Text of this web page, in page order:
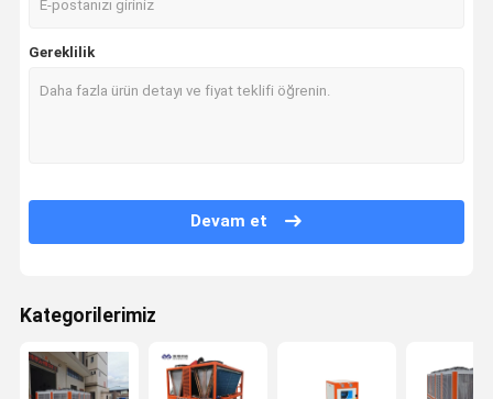
Gereklilik
Devam et
Kategorilerimiz